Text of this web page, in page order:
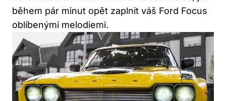
během pár minut opět zaplnit‌ váš Ford Focus⁢
oblíbenými melodiemi.